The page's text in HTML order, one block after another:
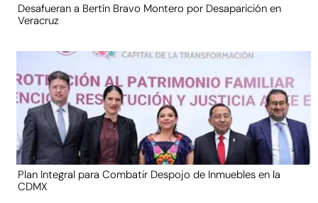
Desafueran a Bertín Bravo Montero por Desaparición en
Veracruz
Plan Integral para Combatir Despojo de Inmuebles en la
CDMX